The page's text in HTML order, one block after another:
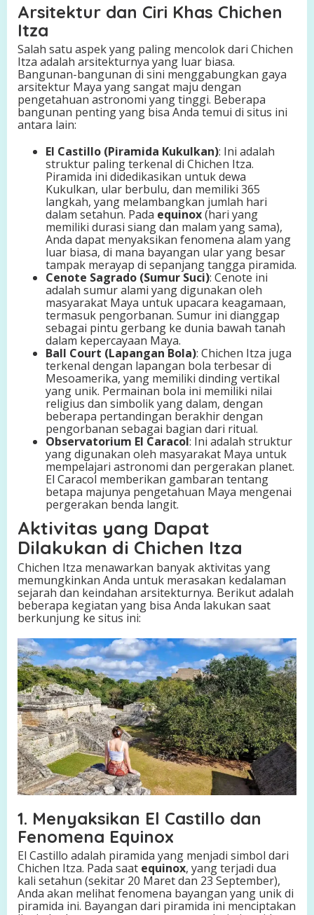
Arsitektur dan Ciri Khas Chichen
Itza
Salah satu aspek yang paling mencolok dari Chichen
Itza adalah arsitekturnya yang luar biasa.
Bangunan-bangunan di sini menggabungkan gaya
arsitektur Maya yang sangat maju dengan
pengetahuan astronomi yang tinggi. Beberapa
bangunan penting yang bisa Anda temui di situs ini
antara lain:
El Castillo (Piramida Kukulkan): Ini adalah
struktur paling terkenal di Chichen Itza.
Piramida ini didedikasikan untuk dewa
Kukulkan, ular berbulu, dan memiliki 365
langkah, yang melambangkan jumlah hari
dalam setahun. Pada equinox(hari yang
memiliki durasi siang dan malam yang sama),
Anda dapat menyaksikan fenomena alam yang
luar biasa, di mana bayangan ular yang besar
tampak merayap di sepanjang tangga piramida.
Cenote Sagrado (Sumur Suci): Cenote ini
adalah sumur alami yang digunakan oleh
masyarakat Maya untuk upacara keagamaan,
termasuk pengorbanan. Sumur ini dianggap
sebagai pintu gerbang ke dunia bawah tanah
dalam kepercayaan Maya.
Ball Court (Lapangan Bola): Chichen Itza juga
terkenal dengan lapangan bola terbesar di
Mesoamerika, yang memiliki dinding vertikal
yang unik. Permainan bola ini memiliki nilai
religius dan simbolik yang dalam, dengan
beberapa pertandingan berakhir dengan
pengorbanan sebagai bagian dari ritual.
Observatorium El Caracol: Ini adalah struktur
yang digunakan oleh masyarakat Maya untuk
mempelajari astronomi dan pergerakan planet.
El Caracol memberikan gambaran tentang
betapa majunya pengetahuan Maya mengenai
pergerakan benda langit.
Aktivitas yang Dapat
Dilakukan di Chichen Itza
Chichen Itza menawarkan banyak aktivitas yang
memungkinkan Anda untuk merasakan kedalaman
sejarah dan keindahan arsitekturnya. Berikut adalah
beberapa kegiatan yang bisa Anda lakukan saat
berkunjung ke situs ini:
1. Menyaksikan El Castillo dan
Fenomena Equinox
El Castillo adalah piramida yang menjadi simbol dari
Chichen Itza. Pada saat equinox, yang terjadi dua
kali setahun (sekitar 20 Maret dan 23 September),
Anda akan melihat fenomena bayangan yang unik di
piramida ini. Bayangan dari piramida ini menciptakan